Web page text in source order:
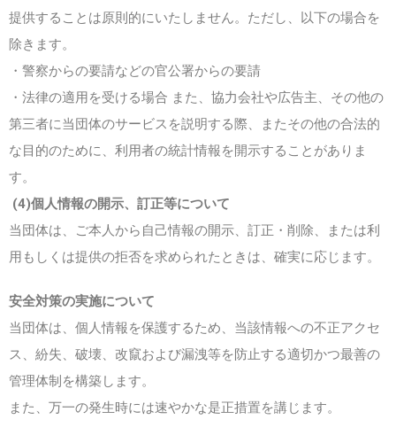
提供することは原則的にいたしません。ただし、以下の場合を
除きます。
・警察からの要請などの官公署からの要請
・法律の適用を受ける場合 また、協力会社や広告主、その他の
第三者に当団体のサービスを説明する際、またその他の合法的
な目的のために、利用者の統計情報を開示することがありま
す。
(4)個人情報の開示、訂正等について
当団体は、ご本人から自己情報の開示、訂正・削除、または利
用もしくは提供の拒否を求められたときは、確実に応じます。
安全対策の実施について
当団体は、個人情報を保護するため、当該情報への不正アクセ
ス、紛失、破壊、改竄および漏洩等を防止する適切かつ最善の
管理体制を構築します。
また、万一の発生時には速やかな是正措置を講じます。